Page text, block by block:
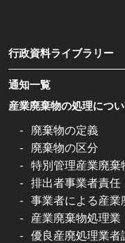
行政資料ライブラリー
通知一覧
産業廃棄物の処理につ
廃棄物の定義
廃棄物の区分
特別管理産業廃棄
排出者事業者責任
事業者による産業
産業廃棄物処理業
優良産廃処理業者